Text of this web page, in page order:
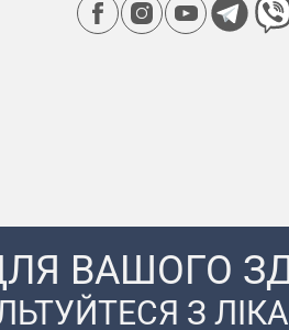
ВАШОГО
З